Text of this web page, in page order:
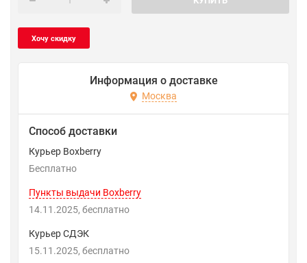
Информация о доставке
Москва
Способ доставки
Курьер Boxberry
Бесплатно
Пункты выдачи Boxberry
14.11.2025
Бесплатно
Курьер СДЭК
15.11.2025
Бесплатно